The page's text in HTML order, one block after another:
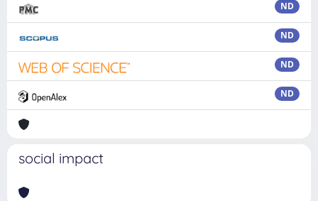
ND
ND
ND
ND
social impact